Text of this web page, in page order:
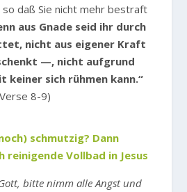
so daß Sie nicht mehr bestraft
aus Gnade seid ihr durch
nicht aus eigener Kraft
—, nicht aufgrund
keiner sich rühmen kann.“
8-9)
schmutzig? Dann
reinigende Vollbad in Jesus
bitte nimm alle Angst und